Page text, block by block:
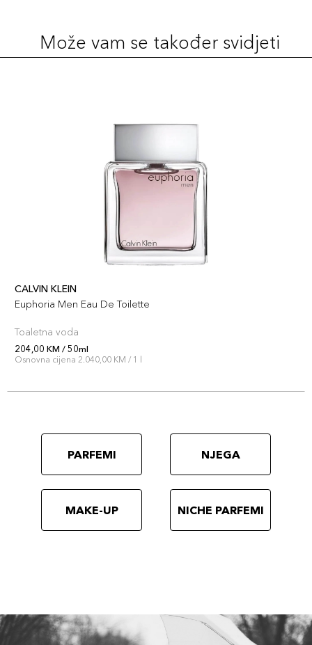
Može vam se također svidjeti
CALVIN KLEIN
Euphoria Men Eau De Toilette
Toaletna voda
204,00 KM / 50ml
Osnovna cijena 2.040,00 KM / 1 l
PARFEMI NJEGA
MAKE-UP NICHE PARFEMI